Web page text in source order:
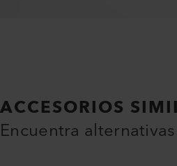
ACCESORIOS
Encuentra